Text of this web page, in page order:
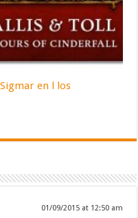
en l los
01/09/2015 at 12:50 am